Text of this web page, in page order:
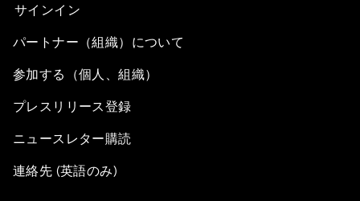
サインイン
パートナー（組織）について
参加する（個人、組織）
プレスリリース登録
ニュースレター購読
連絡先 (英語のみ)